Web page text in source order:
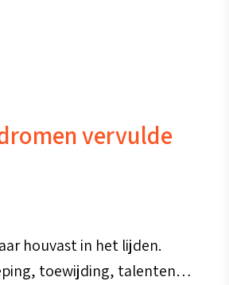
vervulde
houvast in het lijden.
toewijding, talenten…